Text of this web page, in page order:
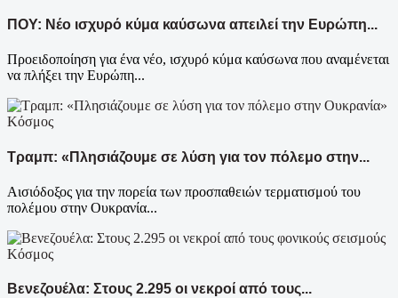
ΠΟΥ: Νέο ισχυρό κύμα καύσωνα απειλεί την Ευρώπη...
Προειδοποίηση για ένα νέο, ισχυρό κύμα καύσωνα που αναμένεται
να πλήξει την Ευρώπη...
Κόσμος
Τραμπ: «Πλησιάζουμε σε λύση για τον πόλεμο στην...
Αισιόδοξος για την πορεία των προσπαθειών τερματισμού του
πολέμου στην Ουκρανία...
Κόσμος
Βενεζουέλα: Στους 2.295 οι νεκροί από τους...